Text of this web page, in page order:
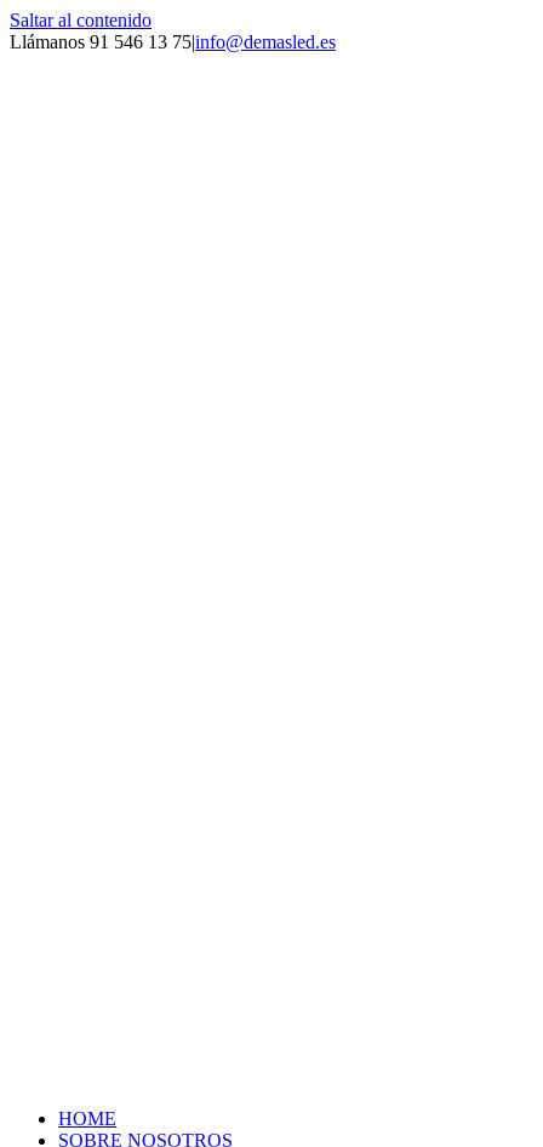
Saltar al contenido
Llámanos 91 546 13 75|info@demasled.es
HOME
SOBRE NOSOTROS